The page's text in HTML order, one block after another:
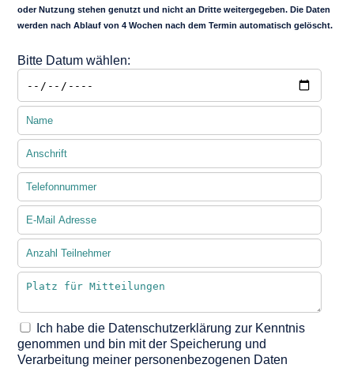
oder Nutzung stehen genutzt und nicht an Dritte weitergegeben. Die Daten
werden nach Ablauf von 4 Wochen nach dem Termin automatisch gelöscht.
Bitte Datum wählen:
Ich habe die Datenschutzerklärung zur Kenntnis
genommen und bin mit der Speicherung und
Verarbeitung meiner personenbezogenen Daten